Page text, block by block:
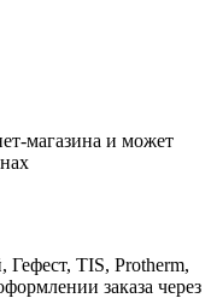
магазина и может
TIS, Protherm,
заказа через